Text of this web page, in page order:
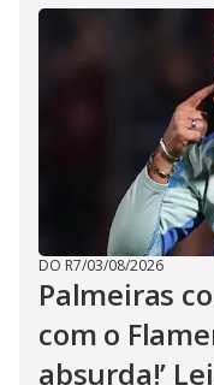
DO R7/03/08/2026
Palmeiras
com o
absurda!’